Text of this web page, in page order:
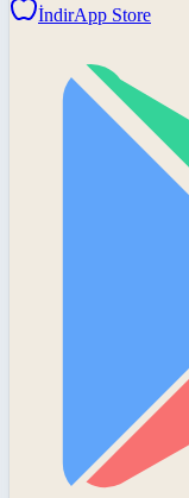
İndirApp Store